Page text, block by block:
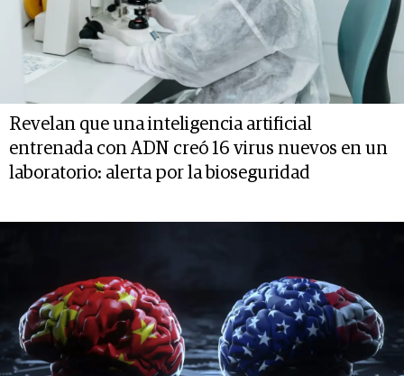
Revelan que una inteligencia artificial
entrenada con ADN creó 16 virus nuevos en un
laboratorio: alerta por la bioseguridad